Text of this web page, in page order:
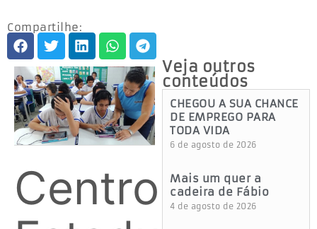
Compartilhe:
Centro
Veja outros
conteúdos
CHEGOU A SUA CHANCE
DE EMPREGO PARA
TODA VIDA
6 de agosto de 2026
Mais um quer a
cadeira de Fábio
4 de agosto de 2026